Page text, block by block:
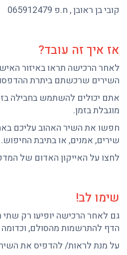
קובי בן ראובן , ח.פ 065912479
אז איך זה עובד?
לאחר הרכישה תראו באיזור
השירים שרכשתם ביתרת
אתם יכולים להשתמש בחבילה
מוגבלת בזמן.
חפשו את השיר האהוב עליכם
שירים, אמנים, או בתיבת החיפוש.
לחצו על האייקון האדום של
שימו לב!
גם לאחר הרכישה יופיעו רק
הדף להתרשמות מהסולם, וכדומה
על מנת לראות/ להדפיס את